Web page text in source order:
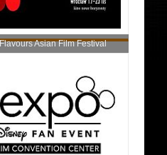
Asian Film Festival